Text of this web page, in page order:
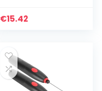
opbergrek,
€15.42